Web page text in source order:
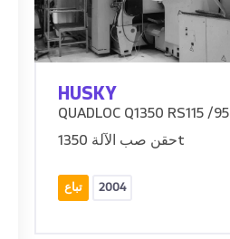
HUSKY
QUADLOC Q1350 RS115 /95
حقن صب الآلة 1350t
تباع 2004